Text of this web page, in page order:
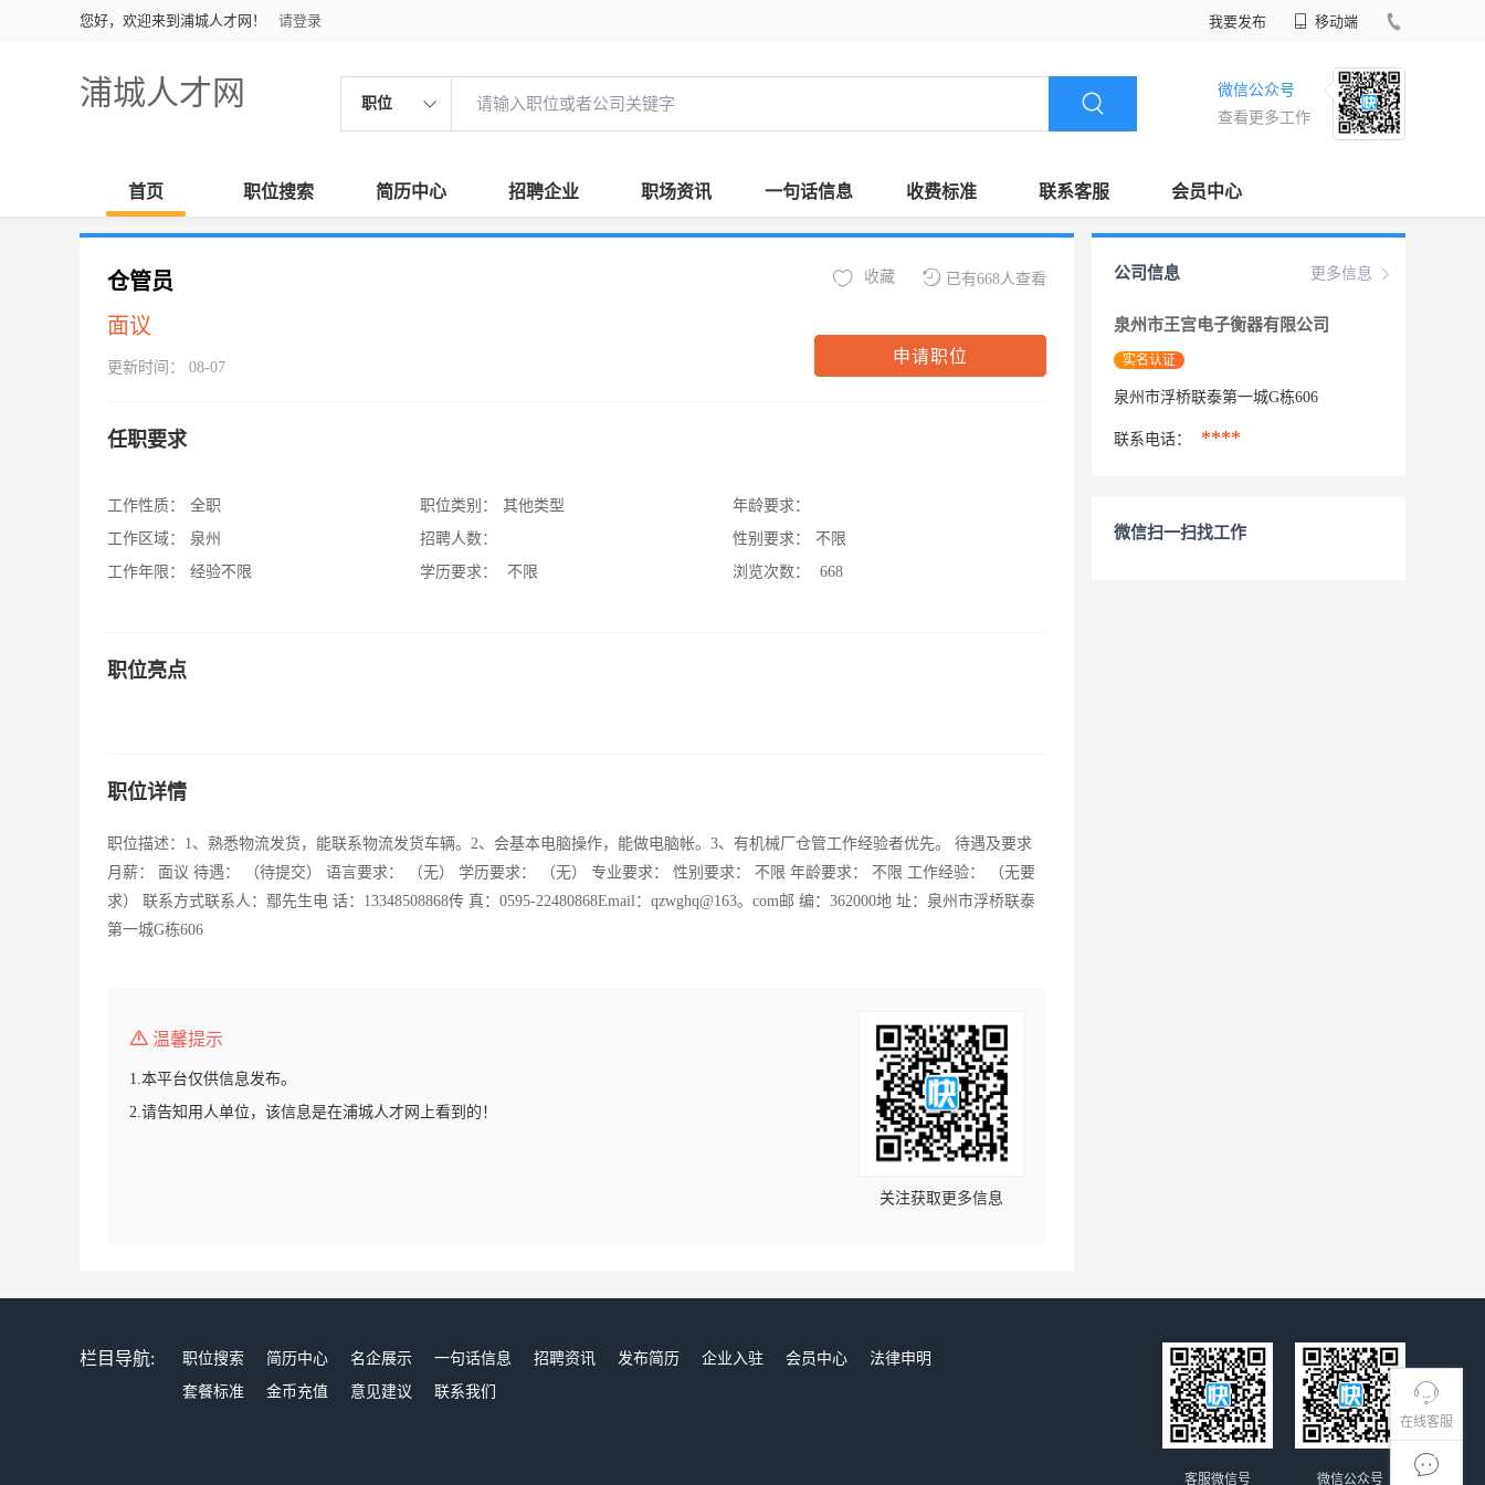
您好，欢迎来到浦城人才网！ 请登录 我要发布 移动端
浦城人才网 职位
微信公众号
查看更多工作
首页 职位搜索 简历中心 招聘企业 职场资讯 一句话信息 收费标准 联系客服 会员中心
在线客服
仓管员
面议
更新时间： 08-07
已有668人查看
收藏
申请职位
任职要求
工作性质：
全职
工作区域：
泉州
工作年限：
经验不限
职位类别：
其他类型
招聘人数：
学历要求：
不限
年龄要求：
性别要求：
不限
浏览次数：
668
职位亮点
职位详情
职位描述：1、熟悉物流发货，能联系物流发货车辆。2、会基本电脑操作，能做电脑帐。3、有机械厂仓管工作经验者优先。 待遇及要求
月薪： 面议 待遇： （待提交） 语言要求： （无） 学历要求： （无） 专业要求： 性别要求： 不限 年龄要求： 不限 工作经验： （无要
求） 联系方式联系人：鄢先生电 话：13348508868传 真：0595-22480868Email：qzwghq@163。com邮 编：362000地 址：泉州市浮桥联泰
第一城G栋606
温馨提示
1.本平台仅供信息发布。
2.请告知用人单位，该信息是在浦城人才网上看到的！
关注获取更多信息
更多信息
公司信息
泉州市王宫电子衡器有限公司
实名认证
泉州市浮桥联泰第一城G栋606
联系电话： ****
微信扫一扫找工作
栏目导航: 职位搜索 简历中心 名企展示 一句话信息 招聘资讯 发布简历 企业入驻 会员中心
法律申明
套餐标准
金币充值 意见建议 联系我们
微信公众号
客服微信号